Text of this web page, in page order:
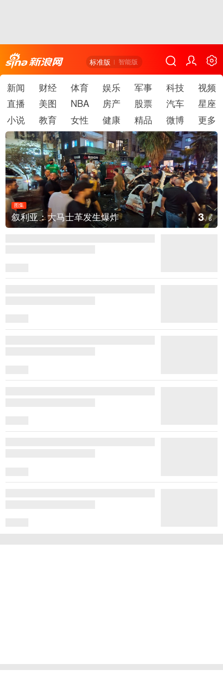
标准版 智能版
新闻 财经 体育 娱乐 军事 科技
视频
直播
美图 NBA 房产 股票 汽车
星座
小说
教育 女性 健康 精品 微博 更多
图集
叙利亚：大马士革发生爆炸 3/6